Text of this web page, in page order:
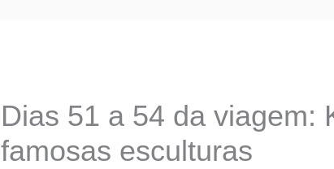
Dias 51 a 54 da viagem:
famosas esculturas